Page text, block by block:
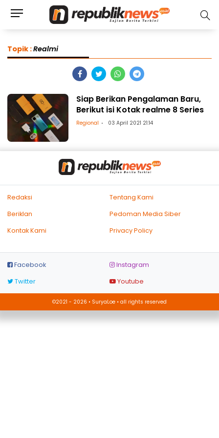
Topik :Realmi
Siap Berikan Pengalaman Baru,
Berikut isi Kotak realme 8 Series
Regional 03 April 2021 21:14
Redaksi
Tentang Kami
Beriklan
Pedoman Media Siber
Kontak Kami
Privacy Policy
Facebook
Instagram
Twitter
Youtube
©2021 - 2026 • SuryaLoe • all rights reserved